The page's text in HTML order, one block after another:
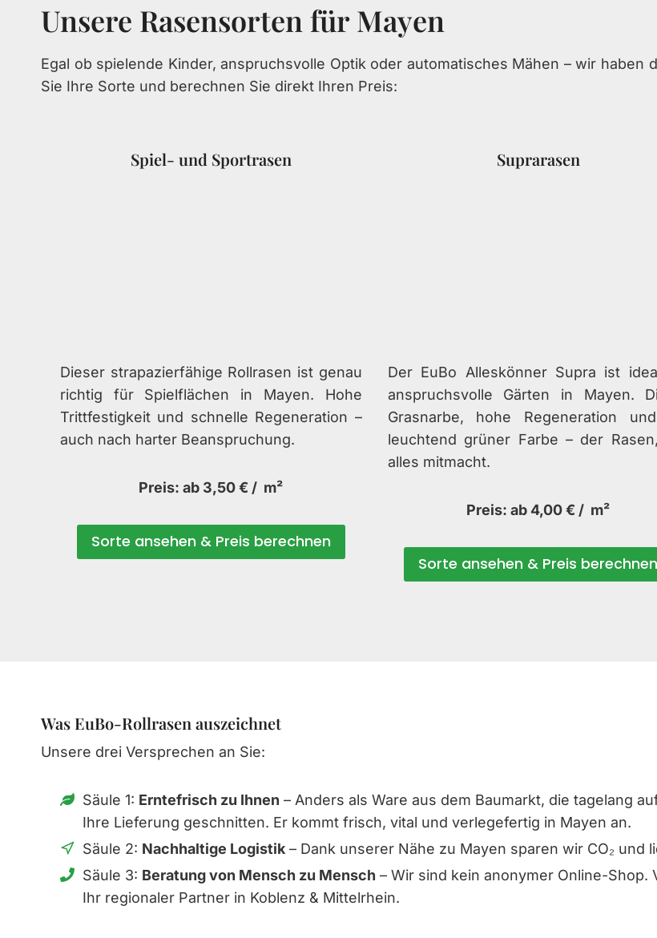
Unsere Rasensorten für Mayen
Egal ob spielende Kinder, anspruchsvolle Optik oder automatisches Mähen – wir
Sie Ihre Sorte und berechnen Sie direkt Ihren Preis:
Spiel- und Sportrasen
Dieser strapazierfähige Rollrasen ist genau
richtig für Spielflächen in Mayen. Hohe
Trittfestigkeit und schnelle Regeneration –
auch nach harter Beanspruchung.
Preis: ab 3,50 € / m²
Sorte ansehen & Preis berechnen
Suprarasen
Der EuBo Alleskönner Supra ist
anspruchsvolle Gärten in Mayen.
Grasnarbe, hohe Regeneration
leuchtend grüner Farbe – der
alles mitmacht.
Preis: ab 4,00 € / m²
Sorte ansehen & Preis berechnen
Was EuBo-Rollrasen auszeichnet
Unsere drei Versprechen an Sie:
Säule 1: Erntefrisch zu Ihnen – Anders als Ware aus dem Baumarkt, die tagelang
Ihre Lieferung geschnitten. Er kommt frisch, vital und verlegefertig in Mayen an.
Säule 2: Nachhaltige Logistik – Dank unserer Nähe zu Mayen sparen wir CO₂
Säule 3: Beratung von Mensch zu Mensch – Wir sind kein anonymer Online-
Ihr regionaler Partner in Koblenz & Mittelrhein.